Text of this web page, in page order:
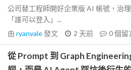
公司替工程師開好企業版 AI 帳號，治
「誰可以登入」...
由 ryanvale發文 2 天前 0個留
從 Prompt 到 Graph